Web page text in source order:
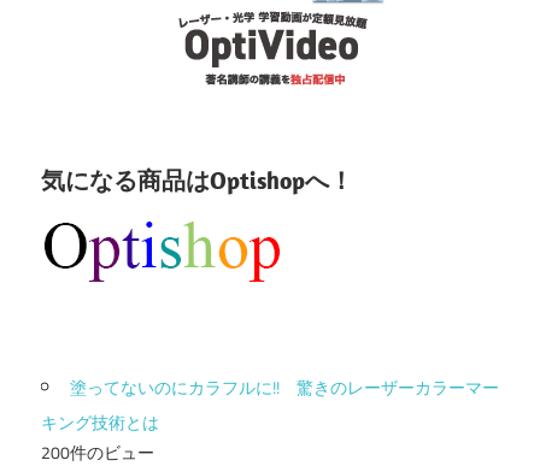
気になる商品はOptishopへ！
塗ってないのにカラフルに!! 驚きのレーザーカラーマー
キング技術とは
200件のビュー